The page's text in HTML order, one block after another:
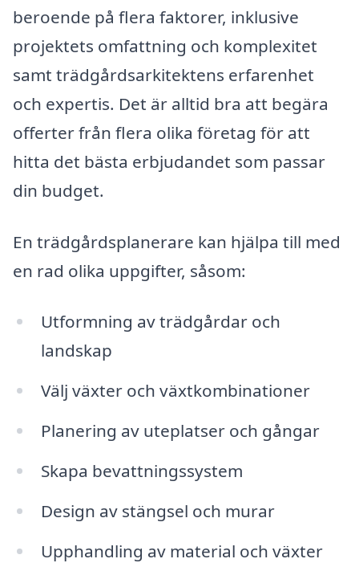
beroende på flera faktorer, inklusive
projektets omfattning och komplexitet
samt trädgårdsarkitektens erfarenhet
och expertis. Det är alltid bra att begära
offerter från flera olika företag för att
hitta det bästa erbjudandet som passar
din budget.
En trädgårdsplanerare kan hjälpa till med
en rad olika uppgifter, såsom:
Utformning av trädgårdar och
landskap
Välj växter och växtkombinationer
Planering av uteplatser och gångar
Skapa bevattningssystem
Design av stängsel och murar
Upphandling av material och växter